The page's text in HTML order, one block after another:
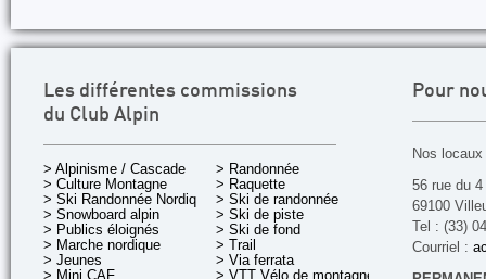
Les différentes commissions
du Club Alpin
> Alpinisme / Cascade
> Culture Montagne
> Ski Randonnée Nordique
> Snowboard alpin
> Publics éloignés
> Marche nordique
> Jeunes
> Mini CAF
> Randonnée
> Raquette
> Ski de randonnée
> Ski de piste
> Ski de fond
> Trail
> Via ferrata
> VTT Vélo de montagne
Pour
Nos
56 rue du
69100
Tel : (33)
Courriel :